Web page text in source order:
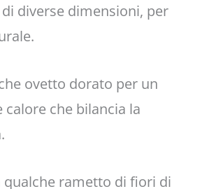
diverse dimensioni, per
ovetto dorato per un
calore che bilancia la
qualche rametto di fiori di